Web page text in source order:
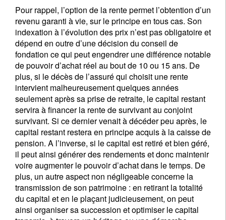
Pour rappel, l’option de la rente permet l’obtention d’un
revenu garanti à vie, sur le principe en tous cas. Son
indexation à l’évolution des prix n’est pas obligatoire et
dépend en outre d’une décision du conseil de
fondation ce qui peut engendrer une différence notable
de pouvoir d’achat réel au bout de 10 ou 15 ans. De
plus, si le décès de l’assuré qui choisit une rente
intervient malheureusement quelques années
seulement après sa prise de retraite, le capital restant
servira à financer la rente de survivant au conjoint
survivant. Si ce dernier venait à décéder peu après, le
capital restant restera en principe acquis à la caisse de
pension. A l’inverse, si le capital est retiré et bien géré,
il peut ainsi générer des rendements et donc maintenir
voire augmenter le pouvoir d’achat dans le temps. De
plus, un autre aspect non négligeable concerne la
transmission de son patrimoine : en retirant la totalité
du capital et en le plaçant judicieusement, on peut
ainsi organiser sa succession et optimiser le capital